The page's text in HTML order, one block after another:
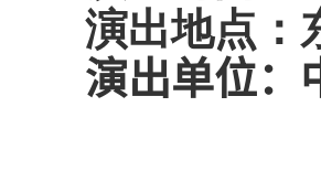
演出地点：
演出单位：